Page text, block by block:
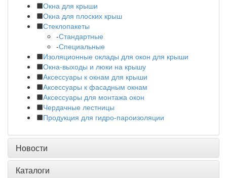
Окна для крыши
Окна для плоских крыш
Стеклопакеты
-Стандартные
-Специальные
Изоляционные оклады для окон для крыши
Окна-выходы и люки на крышу
Аксессуары к окнам для крыши
Аксессуары к фасадным окнам
Аксессуары для монтажа окон
Чердачные лестницы
Продукция для гидро-пароизоляции
Новости
Каталоги